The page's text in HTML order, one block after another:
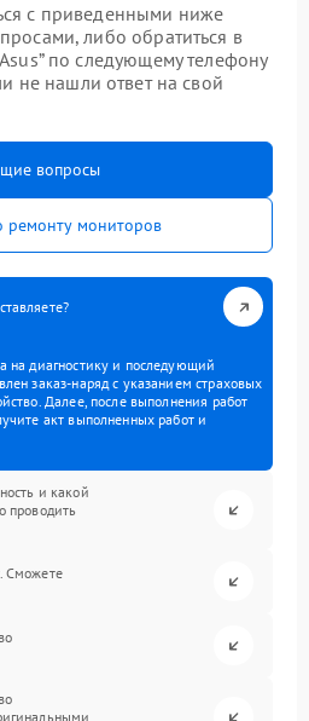
с приведенными ниже
либо обратиться в
по следующему телефону
не нашли ответ на свой
вопросы
ремонту мониторов
на диагностику и последующий
заказ-наряд с указанием страховых
Далее, после выполнения работ
акт выполненных работ и
и какой
проводить
Сможете